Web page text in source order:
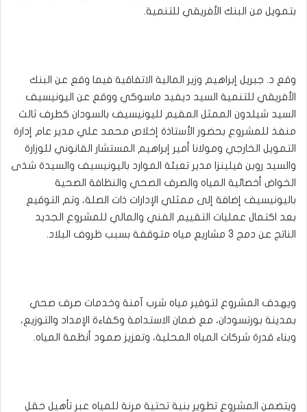
بتمويل من البنك الأفريقي للتنمية.
وقع د. جبريل إبراهيم وزير المالية الاتفاقية فيما وقع عن البنك
الأفريقي للتنمية السيد ديفيد ماسوكي ووقع عن اليونيسيف
السيد شيلدون الممثل المقيم لليونيسيف بالسودان كطرف ثالث
منفذ للمشروع بحضور الأستاذة إخلاص محمد علي مدير عام إدارة
التمويل الخارجي ومولانا أمير إبراهيم المستشار القانوني للوزارة
والسيد روبن فيلينزا مدير تعبئة الموارد باليونيسيف والسيدة شذى
الخواض أخصائية المياه والصرف الصحي والنظافة الصحية
باليونيسيف إضافة إلى ممثلي الإدارات ذات الصلة، وتم التوقيع
بعد اكتمال عمليات التقييم الفني والمالي للمشروع الجديد
الناتج عن دمج 3 مشاريع مياه متوقفة بسبب ظروف البلاد.
ويهدف المشروع لتوفير مياه شرب آمنة وخدمات صرف صحي
بمدينة بورتسودان، مع ضمان الاستدامة وكفاءة الإمداد والتوزيع،
وبناء قدرة شركات المياه المحلية، وتعزيز صمود أنظمة المياه.
ويتضمن المشروع تطوير بنية تحتية مرنة للمياه عبر تأهيل حقل